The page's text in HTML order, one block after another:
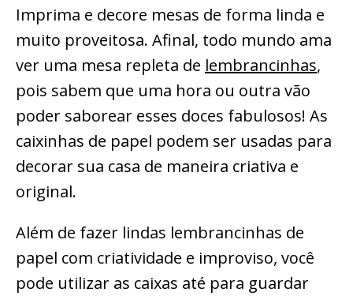
Imprima e decore mesas de forma linda e
muito proveitosa. Afinal, todo mundo ama
ver uma mesa repleta de lembrancinhas,
pois sabem que uma hora ou outra vão
poder saborear esses doces fabulosos! As
caixinhas de papel podem ser usadas para
decorar sua casa de maneira criativa e
original.
Além de fazer lindas lembrancinhas de
papel com criatividade e improviso, você
pode utilizar as caixas até para guardar